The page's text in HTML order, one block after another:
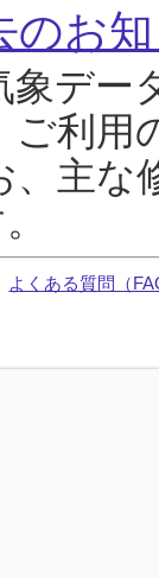
のお
デー
利用
、主な
よくある質問（